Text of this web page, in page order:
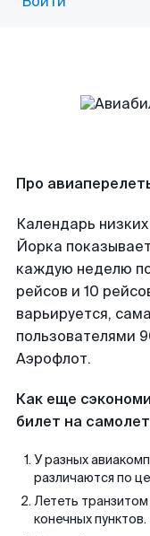
Про
Календарь
Йорка
каждую неделю
рейсов и 10
варьируется,
пользователями
Аэрофлот.
Как еще
билет на
У разных
различаются по
Лететь
конечных пунктов.